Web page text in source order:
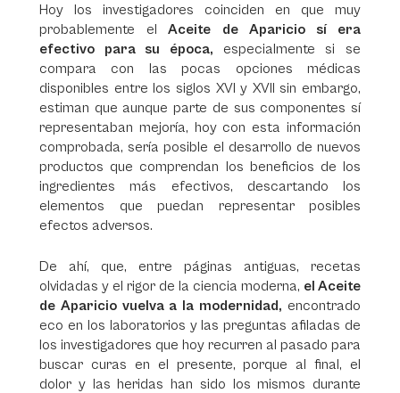
Hoy los investigadores coinciden en que muy
probablemente el Aceite de Aparicio sí era
efectivo para su época, especialmente si se
compara con las pocas opciones médicas
disponibles entre los siglos XVI y XVII sin embargo,
estiman que aunque parte de sus componentes sí
representaban mejoría, hoy con esta información
comprobada, sería posible el desarrollo de nuevos
productos que comprendan los beneficios de los
ingredientes más efectivos, descartando los
elementos que puedan representar posibles
efectos adversos.
De ahí, que, entre páginas antiguas, recetas
olvidadas y el rigor de la ciencia moderna, el Aceite
de Aparicio vuelva a la modernidad, encontrado
eco en los laboratorios y las preguntas afiladas de
los investigadores que hoy recurren al pasado para
buscar curas en el presente, porque al final, el
dolor y las heridas han sido los mismos durante